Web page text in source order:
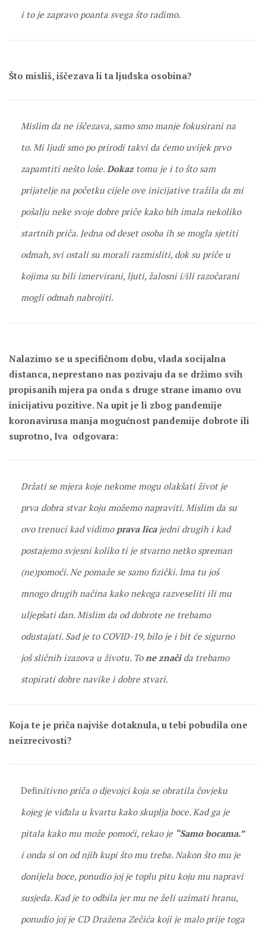
i to je zapravo poanta svega što radimo.
Što misliš, iščezava li ta ljudska osobina?
Mislim da ne iščezava, samo smo manje fokusirani na
to. Mi ljudi smo po prirodi takvi da ćemo uvijek prvo
zapamtiti nešto loše.Dokaztomu je i to što sam
prijatelje na početku cijele ove inicijative tražila da mi
pošalju neke svoje dobre priče kako bih imala nekoliko
startnih priča. Jedna od deset osoba ih se mogla sjetiti
odmah, svi ostali su morali razmisliti, dok su priče u
kojima su bili iznervirani, ljuti, žalosni i/ili razočarani
mogli odmah nabrojiti.
Nalazimo se u specifičnom dobu, vlada socijalna
distanca, neprestano nas pozivaju da se držimo svih
propisanih mjera pa onda s druge strane imamo ovu
inicijativu pozitive. Na upit je li zbog pandemije
koronavirusa manja mogućnost pandemije dobrote ili
suprotno, Iva odgovara:
Držati se mjera koje nekome mogu olakšati život je
prva dobra stvar koju možemo napraviti. Mislim da su
ovo trenuci kad vidimo prava licajedni drugih i kad
postajemo svjesni koliko ti je stvarno netko spreman
(ne)pomoći. Ne pomaže se samo fizički. Ima tu još
mnogo drugih načina kako nekoga razveseliti ili mu
uljepšati dan. Mislim da od dobrote ne trebamo
odustajati. Sad je to COVID-19, bilo je i bit će sigurno
još sličnih izazova u životu. Tone značida trebamo
stopirati dobre navike i dobre stvari.
Koja te je priča najviše dotaknula, u tebi pobudila one
neizrecivosti?
Definitivno priča o djevojci koja se obratila čovjeku
kojeg je viđala u kvartu kako skuplja boce. Kad ga je
pitala kako mu može pomoći, rekao je “Samo bocama.”
i onda si on od njih kupi što mu treba. Nakon što mu je
donijela boce, ponudio joj je toplu pitu koju mu napravi
susjeda. Kad je to odbila jer mu ne želi uzimati hranu,
ponudio joj je CD Dražena Zečića koji je malo prije toga